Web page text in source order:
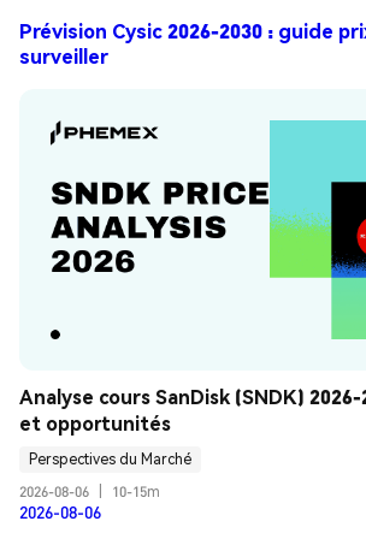
Prévision Cysic 2026-2030 : guide
surveiller
Analyse cours SanDisk (SNDK)
et opportunités
Perspectives du Marché
2026-08-06
10-15m
2026-08-06